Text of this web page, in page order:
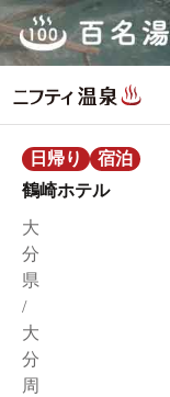
日帰り
宿泊
鶴崎ホテル
大
分
県
/
大
分
周